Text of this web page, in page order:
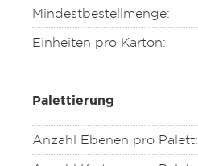
Mindestbestellmenge:
Einheiten pro Karton:
Palettierung
Anzahl Ebenen pro Palett: